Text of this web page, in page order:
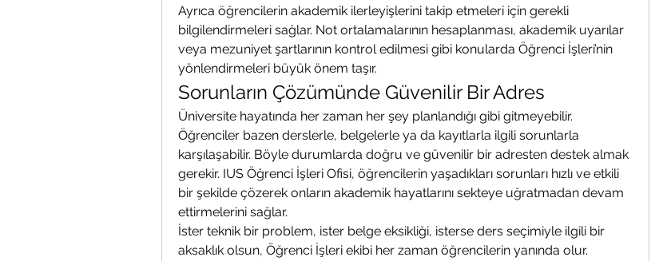
Ayrıca öğrencilerin akademik ilerleyişlerini takip etmeleri için gerekli
bilgilendirmeleri sağlar. Not ortalamalarının hesaplanması, akademik uyarılar
veya mezuniyet şartlarının kontrol edilmesi gibi konularda Öğrenci İşleri’nin
yönlendirmeleri büyük önem taşır.
Sorunların Çözümünde Güvenilir Bir Adres
Üniversite hayatında her zaman her şey planlandığı gibi gitmeyebilir.
Öğrenciler bazen derslerle, belgelerle ya da kayıtlarla ilgili sorunlarla
karşılaşabilir. Böyle durumlarda doğru ve güvenilir bir adresten destek almak
gerekir. IUS Öğrenci İşleri Ofisi, öğrencilerin yaşadıkları sorunları hızlı ve etkili
bir şekilde çözerek onların akademik hayatlarını sekteye uğratmadan devam
ettirmelerini sağlar.
İster teknik bir problem, ister belge eksikliği, isterse ders seçimiyle ilgili bir
aksaklık olsun, Öğrenci İşleri ekibi her zaman öğrencilerin yanında olur.